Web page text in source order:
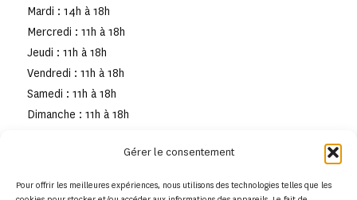
Gérer le consentement
Pour offrir les meilleures expériences, nous utilisons des technologies telles que les
Mardi : 14h à 18h
Mercredi : 11h à 18h
Jeudi : 11h à 18h
Vendredi : 11h à 18h
Samedi : 11h à 18h
Dimanche : 11h à 18h